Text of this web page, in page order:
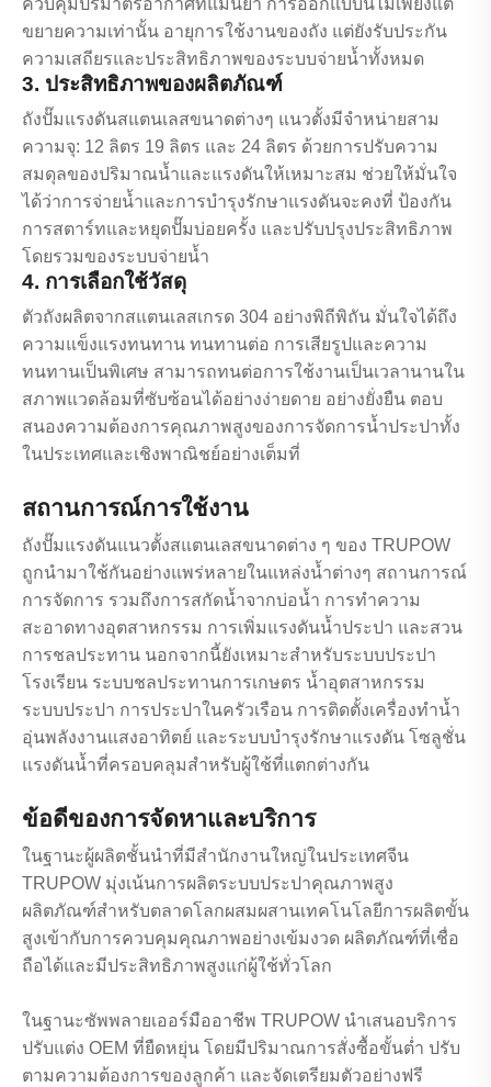
ควบคุมปริมาตรอากาศที่แม่นยำ การออกแบบนี้ไม่เพียงแต่
ขยายความเท่านั้น อายุการใช้งานของถัง แต่ยังรับประกัน
ความเสถียรและประสิทธิภาพของระบบจ่ายน้ำทั้งหมด
3. ประสิทธิภาพของผลิตภัณฑ์
ถังปั๊มแรงดันสแตนเลสขนาดต่างๆ แนวตั้งมีจำหน่ายสาม
ความจุ: 12 ลิตร 19 ลิตร และ 24 ลิตร ด้วยการปรับความ
สมดุลของปริมาณน้ำและแรงดันให้เหมาะสม ช่วยให้มั่นใจ
ได้ว่าการจ่ายน้ำและการบำรุงรักษาแรงดันจะคงที่ ป้องกัน
การสตาร์ทและหยุดปั๊มบ่อยครั้ง และปรับปรุงประสิทธิภาพ
โดยรวมของระบบจ่ายน้ำ
4. การเลือกใช้วัสดุ
ตัวถังผลิตจากสแตนเลสเกรด 304 อย่างพิถีพิถัน มั่นใจได้ถึง
ความแข็งแรงทนทาน ทนทานต่อ การเสียรูปและความ
ทนทานเป็นพิเศษ สามารถทนต่อการใช้งานเป็นเวลานานใน
สภาพแวดล้อมที่ซับซ้อนได้อย่างง่ายดาย อย่างยั่งยืน ตอบ
สนองความต้องการคุณภาพสูงของการจัดการน้ำประปาทั้ง
ในประเทศและเชิงพาณิชย์อย่างเต็มที่
สถานการณ์การใช้งาน
ถังปั๊มแรงดันแนวตั้งสแตนเลสขนาดต่าง ๆ ของ TRUPOW
ถูกนำมาใช้กันอย่างแพร่หลายในแหล่งน้ำต่างๆ สถานการณ์
การจัดการ รวมถึงการสกัดน้ำจากบ่อน้ำ การทำความ
สะอาดทางอุตสาหกรรม การเพิ่มแรงดันน้ำประปา และสวน
การชลประทาน นอกจากนี้ยังเหมาะสำหรับระบบประปา
โรงเรียน ระบบชลประทานการเกษตร น้ำอุตสาหกรรม
ระบบประปา การประปาในครัวเรือน การติดตั้งเครื่องทำน้ำ
อุ่นพลังงานแสงอาทิตย์ และระบบบำรุงรักษาแรงดัน โซลูชั่น
แรงดันน้ำที่ครอบคลุมสำหรับผู้ใช้ที่แตกต่างกัน
ข้อดีของการจัดหาและบริการ
ในฐานะผู้ผลิตชั้นนำที่มีสำนักงานใหญ่ในประเทศจีน
TRUPOW มุ่งเน้นการผลิตระบบประปาคุณภาพสูง
ผลิตภัณฑ์สำหรับตลาดโลกผสมผสานเทคโนโลยีการผลิตขั้น
สูงเข้ากับการควบคุมคุณภาพอย่างเข้มงวด ผลิตภัณฑ์ที่เชื่อ
ถือได้และมีประสิทธิภาพสูงแก่ผู้ใช้ทั่วโลก
ในฐานะซัพพลายเออร์มืออาชีพ TRUPOW นำเสนอบริการ
ปรับแต่ง OEM ที่ยืดหยุ่น โดยมีปริมาณการสั่งซื้อขั้นต่ำ ปรับ
ตามความต้องการของลูกค้า และจัดเตรียมตัวอย่างฟรี